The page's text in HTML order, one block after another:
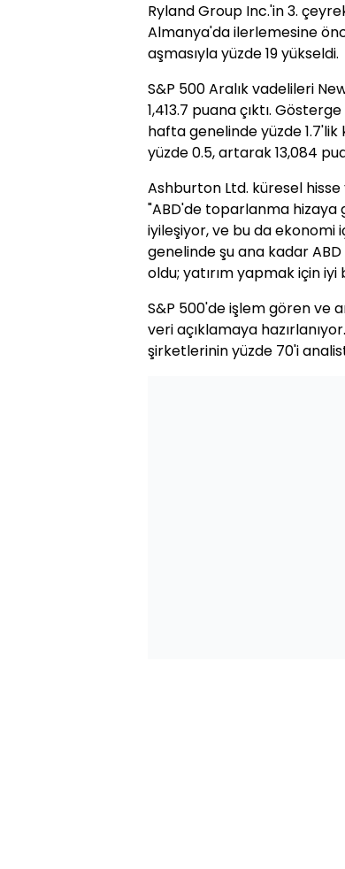
Ryland Group Inc.'in 3.
Almanya'da ilerlemesine
aşmasıyla yüzde 19 yükseldi.
S&P 500 Aralık vadelileri
1,413.7 puana çıktı.
hafta genelinde yüzde 1.7'lik
yüzde 0.5, artarak 13,084
Ashburton Ltd. küresel
"ABD'de toparlanma hizaya
iyileşiyor, ve bu da ekonomi
genelinde şu ana kadar
oldu; yatırım yapmak için
S&P 500'de işlem gören ve
veri açıklamaya
şirketlerinin yüzde 70'i